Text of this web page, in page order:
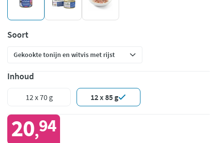
Soort
Inhoud
12 x 70 g 12 x 85 g
20,94